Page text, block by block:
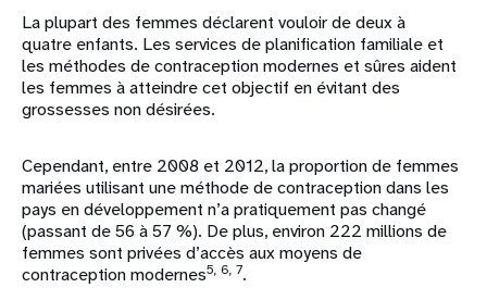
La plupart des femmes déclarent vouloir de deux à
quatre enfants. Les services de planification familiale et
les méthodes de contraception modernes et sûres aident
les femmes à atteindre cet objectif en évitant des
grossesses non désirées.
Cependant, entre 2008 et 2012, la proportion de femmes
mariées utilisant une méthode de contraception dans les
pays en développement n’a pratiquement pas changé
(passant de 56 à 57 %). De plus, environ 222 millions de
femmes sont privées d’accès aux moyens de
contraception modernes5, 6, 7.